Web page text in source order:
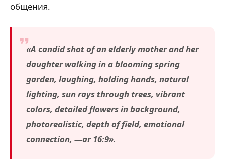
общения.
«A candid shot of an elderly mother and her
daughter walking in a blooming spring
garden, laughing, holding hands, natural
lighting, sun rays through trees, vibrant
colors, detailed flowers in background,
photorealistic, depth of field, emotional
connection, —ar 16:9».